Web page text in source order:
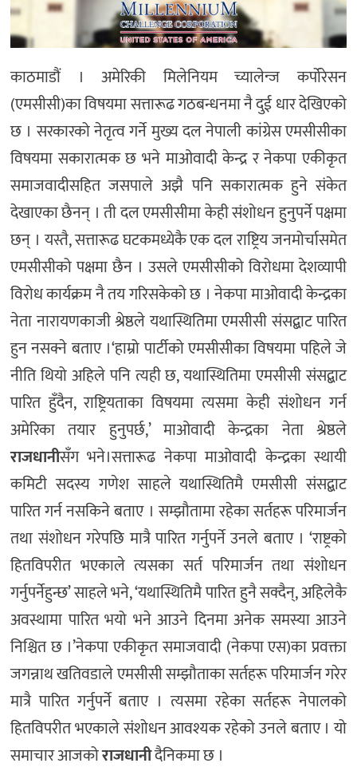
काठमाडौं । अमेरिकी मिलेनियम च्यालेन्ज कर्पोरेसन
(एमसीसी)का विषयमा सत्तारूढ गठबन्धनमा नै दुई धार देखिएको
छ । सरकारको नेतृत्व गर्ने मुख्य दल नेपाली कांग्रेस एमसीसीका
विषयमा सकारात्मक छ भने माओवादी केन्द्र र नेकपा एकीकृत
समाजवादीसहित जसपाले अझै पनि सकारात्मक हुने संकेत
देखाएका छैनन् । ती दल एमसीसीमा केही संशोधन हुनुपर्ने पक्षमा
छन् । यस्तै, सत्तारूढ घटकमध्येकै एक दल राष्ट्रिय जनमोर्चासमेत
एमसीसीको पक्षमा छैन । उसले एमसीसीको विरोधमा देशव्यापी
विरोध कार्यक्रम नै तय गरिसकेको छ । नेकपा माओवादी केन्द्रका
नेता नारायणकाजी श्रेष्ठले यथास्थितिमा एमसीसी संसद्बाट पारित
हुन नसक्ने बताए ।‘हाम्रो पार्टीको एमसीसीका विषयमा पहिले जे
नीति थियो अहिले पनि त्यही छ, यथास्थितिमा एमसीसी संसद्बाट
पारित हुँदैन, राष्ट्रियताका विषयमा त्यसमा केही संशोधन गर्न
अमेरिका तयार हुनुपर्छ,’ माओवादी केन्द्रका नेता श्रेष्ठले
राजधानीसँग भने।सत्तारूढ नेकपा माओवादी केन्द्रका स्थायी
कमिटी सदस्य गणेश साहले यथास्थितिमै एमसीसी संसद्बाट
पारित गर्न नसकिने बताए । सम्झौतामा रहेका सर्तहरू परिमार्जन
तथा संशोधन गरेपछि मात्रै पारित गर्नुपर्ने उनले बताए । ‘राष्ट्रको
हितविपरीत भएकाले त्यसका सर्त परिमार्जन तथा संशोधन
गर्नुपर्नेहुन्छ’ साहले भने, ‘यथास्थितिमै पारित हुनै सक्दैन्, अहिलेकै
अवस्थामा पारित भयो भने आउने दिनमा अनेक समस्या आउने
निश्चित छ ।’नेकपा एकीकृत समाजवादी (नेकपा एस)का प्रवक्ता
जगन्नाथ खतिवडाले एमसीसी सम्झौताका सर्तहरू परिमार्जन गरेर
मात्रै पारित गर्नुपर्ने बताए । त्यसमा रहेका सर्तहरू नेपालको
हितविपरीत भएकाले संशोधन आवश्यक रहेको उनले बताए । यो
समाचार आजकोराजधानीदैनिकमा छ ।